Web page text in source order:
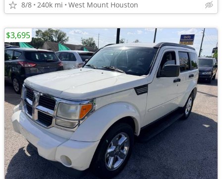
8/8 240k mi West Mount Houston
$3,695